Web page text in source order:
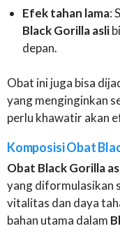
Efek tahan lama:
Black Gorilla asli
depan.
Obat ini juga bisa
yang menginginkan
perlu khawatir akan
Komposisi Obat
Obat Black Gorilla
yang diformulasikan
vitalitas dan daya
bahan utama dalam